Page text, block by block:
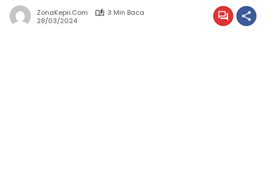
ZonaKepri.com
3 Min Baca
28/03/2024